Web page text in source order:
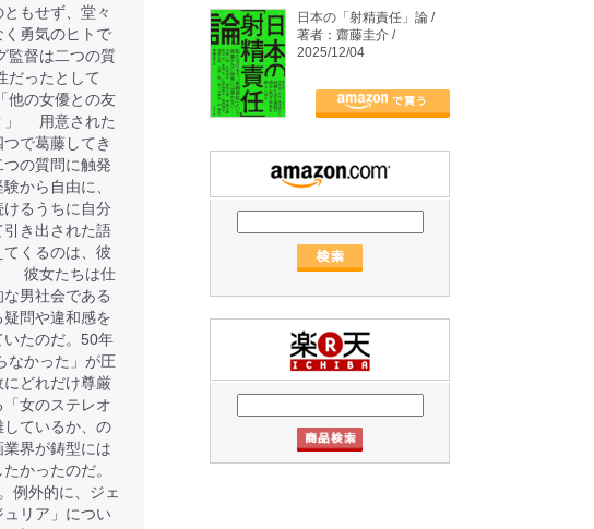
もせず、堂々
勇気のヒトで
督は二つの質
だったとして
他の女優との友
」 用意された
で葛藤してき
の質問に触発
から自由に、
るうちに自分
き出された語
くるのは、彼
彼女たちは仕
男社会である
問や違和感を
たのだ。50年
なかった」が圧
どれだけ尊厳
女のステレオ
ているか、の
界が鋳型には
かったのだ。
例外的に、ジェ
リア」につい
日本の「射精責任」論 /
著者：齋藤圭介 /
2025/12/04